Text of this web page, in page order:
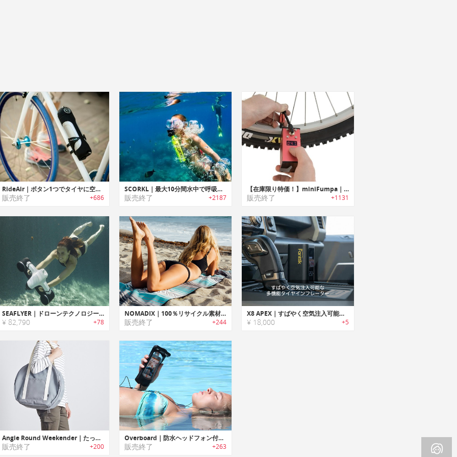
RideAir｜ボタン1つでタイヤに空気を入れられるエアポンプ「ライドエア」
販売終了 +686
SCORKL｜最大10分間水中で呼吸できる再充填可能な軽量・ポータブルシリンダー「スコークル」
販売終了 +2187
【在庫限り特価！】miniFumpa｜世界最高峰の技術を結集！軽さ・速度・デザイン性の全てを満たした新しい自動コンプレッサー・自転車空気入
販売終了 +1131
SEAFLYER｜ドローンテクノロジーを応用したポータブル水中スクーター「シーフライヤー」
¥ 82,790 +78
NOMADIX｜100％リサイクル素材製多目的タオル「ノマディックス」
販売終了 +244
X8 APEX｜すばやく空気注入可能な多機能タイヤインフレーター「X8エーペックス」
¥ 18,000 +5
Angie Round Weekender｜たっぷり収納のコンパクトラウンド型トラベルバッグ「アンジーラウンドウィークエンダー」
販売終了 +200
Overboard｜防水ヘッドフォン付き防水スマホケース「オーバーボード」
販売終了 +263